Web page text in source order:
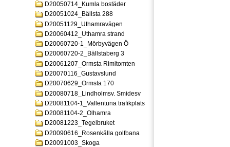
D20050714_Kumla bostäder
D20051024_Bällsta 288
D20051129_Uthamravägen
D20060412_Uthamra strand
D20060720-1_Mörbyvägen Ö
D20060720-2_Bällstaberg 3
D20061207_Ormsta Rimitomten
D20070116_Gustavslund
D20070629_Ormsta 170
D20080718_Lindholmsv. Smidesv
D20081104-1_Vallentuna trafikplats
D20081104-2_Olhamra
D20081223_Tegelbruket
D20090616_Rosenkälla golfbana
D20091003_Skoga